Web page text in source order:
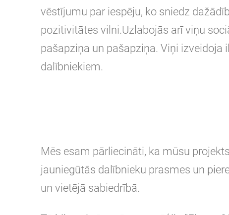
vēstījumu par iespēju, ko sniedz
pozitivitātes vilni.Uzlabojās arī viņu
pašapziņa un pašapziņa. Viņi
dalībniekiem.
Mēs esam pārliecināti, ka mūsu
jauniegūtās dalībnieku prasmes un
un vietējā sabiedrībā.